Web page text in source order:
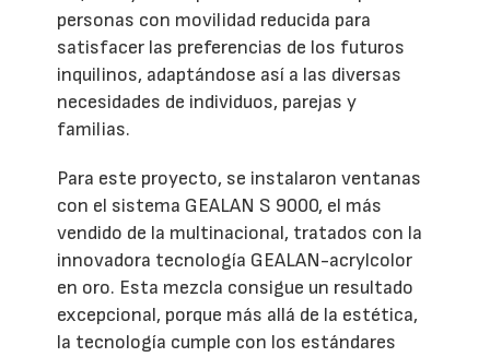
personas con movilidad reducida para
satisfacer las preferencias de los futuros
inquilinos, adaptándose así a las diversas
necesidades de individuos, parejas y
familias.
Para este proyecto, se instalaron ventanas
con el sistema GEALAN S 9000, el más
vendido de la multinacional, tratados con la
innovadora tecnología GEALAN-acrylcolor
en oro. Esta mezcla consigue un resultado
excepcional, porque más allá de la estética,
la tecnología cumple con los estándares